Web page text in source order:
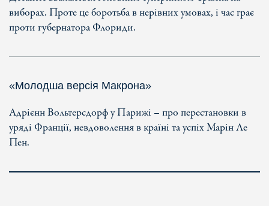
виборах. Проте це боротьба в нерівних умовах, і час грає
проти губернатора Флориди.
«Молодша версія Макрона»
Адрієнн Вольтерсдорф у Парижі – про перестановки в
уряді Франції, невдоволення в країні та успіх Марін Ле
Пен.